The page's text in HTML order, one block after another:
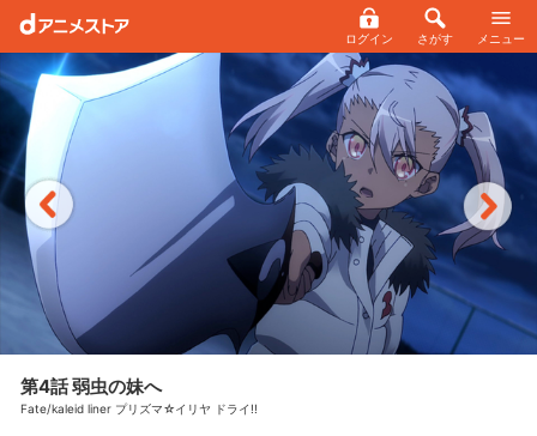
ログイン さがす メニュー
第4話 弱虫の妹へ
Fate/kaleid liner プリズマ☆イリヤ ドライ!!